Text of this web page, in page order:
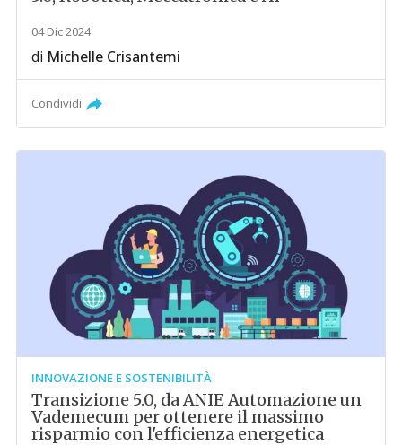
04 Dic 2024
di Michelle Crisantemi
Condividi
INNOVAZIONE E SOSTENIBILITÀ
Transizione 5.0, da ANIE Automazione un
Vademecum per ottenere il massimo
risparmio con l'efficienza energetica